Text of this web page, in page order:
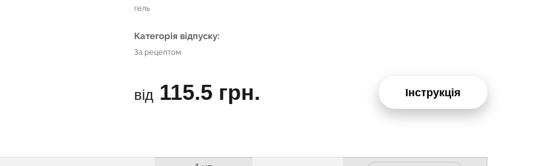
гель
Категорія відпуску:
За рецептом
від 115.5 грн. Інструкція